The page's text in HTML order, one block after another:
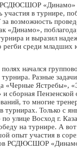
РСДЮСШОР
в турнире,
возможность
«Динамо»,
и выразил
регби среди младших
начался
Разные
«Черные Ястребы»,
сборная Пензенской
то многие
турнирах. Только с
улице Восход г.
на турнире. А
опыт участия в
РСДЮСШОР